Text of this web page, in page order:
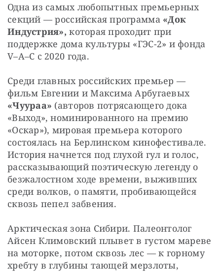
Одна из самых любопытных премьерных
секций — российская программа «Док
Индустрия», которая проходит при
поддержке дома культуры «ГЭС-2» и фонда
V–A–C с 2020 года.
Среди главных российских премьер —
«Чуураа» (авторов потрясающего дока
«Выход», номинированного на премию
«Оскар»), мировая премьера которого
состоялась на Берлинском кинофестивале.
История начнется под глухой гул и голос,
рассказывающий поэтическую легенду о
безжалостном ходе времени, выживших
среди волков, о памяти, пробивающейся
сквозь пепел забвения.
Арктическая зона Сибири. Палеонтолог
Айсен Климовский плывет в густом мареве
на моторке, потом сквозь лес — к горному
хребту в глубины тающей мерзлоты,